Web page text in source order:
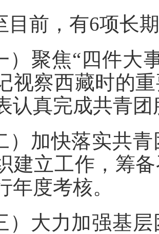
目前，有6项长
）聚焦“四件大
视察西藏时的
认真完成共青
）加快落实共
建立工作，筹
年度考核。
）大力加强基